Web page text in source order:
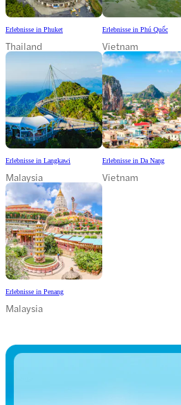
Erlebnisse in Phuket
Thailand
Erlebnisse in Phú Quốc
Vietnam
Erlebnisse in Langkawi
Malaysia
Erlebnisse in Da Nang
Vietnam
Erlebnisse in Penang
Malaysia